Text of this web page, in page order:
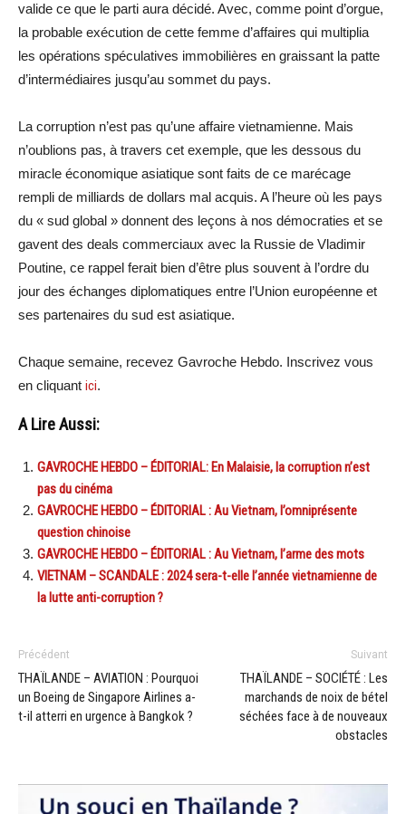
valide ce que le parti aura décidé. Avec, comme point d’orgue,
la probable exécution de cette femme d’affaires qui multiplia
les opérations spéculatives immobilières en graissant la patte
d’intermédiaires jusqu’au sommet du pays.
La corruption n’est pas qu’une affaire vietnamienne. Mais
n’oublions pas, à travers cet exemple, que les dessous du
miracle économique asiatique sont faits de ce marécage
rempli de milliards de dollars mal acquis. A l’heure où les pays
du « sud global » donnent des leçons à nos démocraties et se
gavent des deals commerciaux avec la Russie de Vladimir
Poutine, ce rappel ferait bien d’être plus souvent à l’ordre du
jour des échanges diplomatiques entre l’Union européenne et
ses partenaires du sud est asiatique.
Chaque semaine, recevez Gavroche Hebdo. Inscrivez vous
en cliquant ici.
A Lire Aussi:
GAVROCHE HEBDO – ÉDITORIAL: En Malaisie, la corruption n’est
pas du cinéma
GAVROCHE HEBDO – ÉDITORIAL : Au Vietnam, l’omniprésente
question chinoise
GAVROCHE HEBDO – ÉDITORIAL : Au Vietnam, l’arme des mots
VIETNAM – SCANDALE : 2024 sera-t-elle l’année vietnamienne de
la lutte anti-corruption ?
Précédent
THAÏLANDE – AVIATION : Pourquoi
un Boeing de Singapore Airlines a-
t-il atterri en urgence à Bangkok ?
Suivant
THAÏLANDE – SOCIÉTÉ : Les
marchands de noix de bétel
séchées face à de nouveaux
obstacles